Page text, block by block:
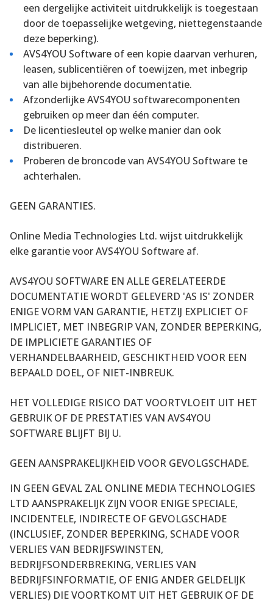
een dergelijke activiteit uitdrukkelijk is toegestaan
door de toepasselijke wetgeving, niettegenstaande
deze beperking).
AVS4YOU Software of een kopie daarvan verhuren,
leasen, sublicentiëren of toewijzen, met inbegrip
van alle bijbehorende documentatie.
Afzonderlijke AVS4YOU softwarecomponenten
gebruiken op meer dan één computer.
De licentiesleutel op welke manier dan ook
distribueren.
Proberen de broncode van AVS4YOU Software te
achterhalen.
GEEN GARANTIES.
Online Media Technologies Ltd. wijst uitdrukkelijk
elke garantie voor AVS4YOU Software af.
AVS4YOU SOFTWARE EN ALLE GERELATEERDE
DOCUMENTATIE WORDT GELEVERD 'AS IS' ZONDER
ENIGE VORM VAN GARANTIE, HETZIJ EXPLICIET OF
IMPLICIET, MET INBEGRIP VAN, ZONDER BEPERKING,
DE IMPLICIETE GARANTIES OF
VERHANDELBAARHEID, GESCHIKTHEID VOOR EEN
BEPAALD DOEL, OF NIET-INBREUK.
HET VOLLEDIGE RISICO DAT VOORTVLOEIT UIT HET
GEBRUIK OF DE PRESTATIES VAN AVS4YOU
SOFTWARE BLIJFT BIJ U.
GEEN AANSPRAKELIJKHEID VOOR GEVOLGSCHADE.
IN GEEN GEVAL ZAL ONLINE MEDIA TECHNOLOGIES
LTD AANSPRAKELIJK ZIJN VOOR ENIGE SPECIALE,
INCIDENTELE, INDIRECTE OF GEVOLGSCHADE
(INCLUSIEF, ZONDER BEPERKING, SCHADE VOOR
VERLIES VAN BEDRIJFSWINSTEN,
BEDRIJFSONDERBREKING, VERLIES VAN
BEDRIJFSINFORMATIE, OF ENIG ANDER GELDELIJK
VERLIES) DIE VOORTKOMT UIT HET GEBRUIK OF DE